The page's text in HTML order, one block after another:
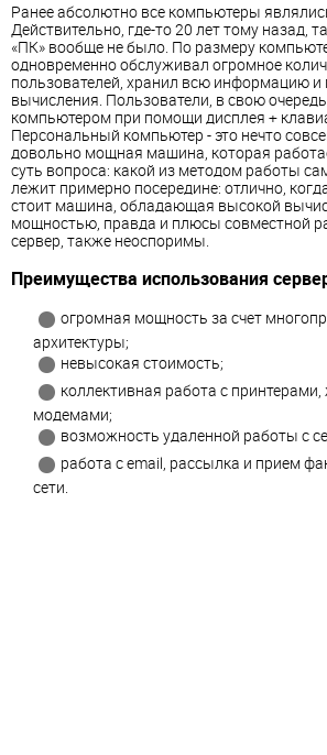
Ранее абсолютно все компьютеры
Действительно, где-то 20 лет тому назад,
«ПК» вообще не было. По размеру
одновременно обслуживал огромное
пользователей, хранил всю информацию и
вычисления. Пользователи, в свою
компьютером при помощи дисплея +
Персональный компьютер - это нечто
довольно мощная машина, которая
суть вопроса: какой из методом работы
лежит примерно посередине: отлично,
стоит машина, обладающая высокой
мощностью, правда и плюсы совместной
сервер, также неоспоримы.
Преимущества использования
огромная мощность за счет
архитектуры;
невысокая стоимость;
коллективная работа c
модемами;
возможность удаленной работы с
работа с email, рассылка и прием
сети.